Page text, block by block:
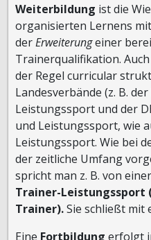
Weiterbildung ist die
organisierten Lernens
derErweiterungeiner
Trainerqualifikation.
der Regel curricular
Landesverbände (z. B.
Leistungssport und der
und Leistungssport, wie
Leistungssport. Wie bei
der zeitliche Umfang
spricht man z. B. von einer
Trainer-Leistungssport
Trainer).Sie schließt mit
Eine Fortbildung erfolgt